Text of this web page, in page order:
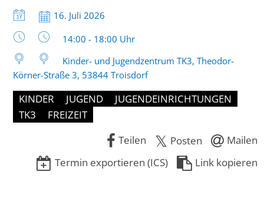
Datum:
16. Juli 2026
Uhrzeit:
14:00 - 18:00 Uhr
Kinder- und Jugendzentrum TK3, Theodor-
Körner-Straße 3, 53844 Troisdorf
KINDER JUGEND
JUGENDEINRICHTUNGEN
TK3
FREIZEIT
Teilen
Posten
Mailen
Termin exportieren (ICS)
Link kopieren